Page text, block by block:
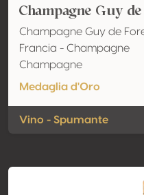
Champagne Guy
Champagne Guy de
Francia - Champagne
Champagne
Medaglia d'Oro
Vino - Spumante